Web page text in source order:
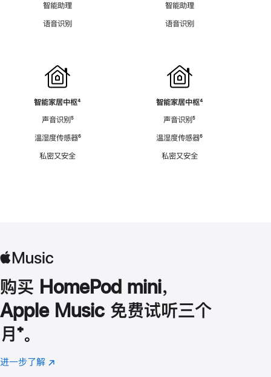
智能助理
语音识别
智能家居中枢脚
⁴
声音识别脚
⁵
温湿度传感器脚
⁶
私密又安全
智能助理
语音识别
智能家居中枢脚
⁴
声音识别脚
⁵
温湿度传感器脚
⁶
私密又安全
购买 HomePod mini，
Apple Music 免费试听三个
月 脚
注
⁺。
进一步了解 Apple
(在